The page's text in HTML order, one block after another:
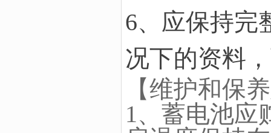
6、应保持完
况下的资料
【维护和保
1、蓄电池应